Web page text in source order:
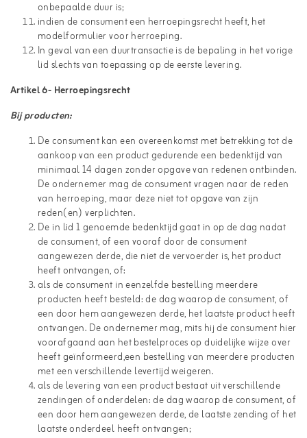
onbepaalde duur is;
indien de consument een herroepingsrecht heeft, het
modelformulier voor herroeping.
In geval van een duurtransactie is de bepaling in het vorige
lid slechts van toepassing op de eerste levering.
Artikel 6- Herroepingsrecht
Bij producten:
De consument kan een overeenkomst met betrekking tot de
aankoop van een product gedurende een bedenktijd van
minimaal 14 dagen zonder opgave van redenen ontbinden.
De ondernemer mag de consument vragen naar de reden
van herroeping, maar deze niet tot opgave van zijn
reden(en) verplichten.
De in lid 1 genoemde bedenktijd gaat in op de dag nadat
de consument, of een vooraf door de consument
aangewezen derde, die niet de vervoerder is, het product
heeft ontvangen, of:
als de consument in eenzelfde bestelling meerdere
producten heeft besteld: de dag waarop de consument, of
een door hem aangewezen derde, het laatste product heeft
ontvangen. De ondernemer mag, mits hij de consument hier
voorafgaand aan het bestelproces op duidelijke wijze over
heeft geïnformeerd,een bestelling van meerdere producten
met een verschillende levertijd weigeren.
als de levering van een product bestaat uit verschillende
zendingen of onderdelen: de dag waarop de consument, of
een door hem aangewezen derde, de laatste zending of het
laatste onderdeel heeft ontvangen;